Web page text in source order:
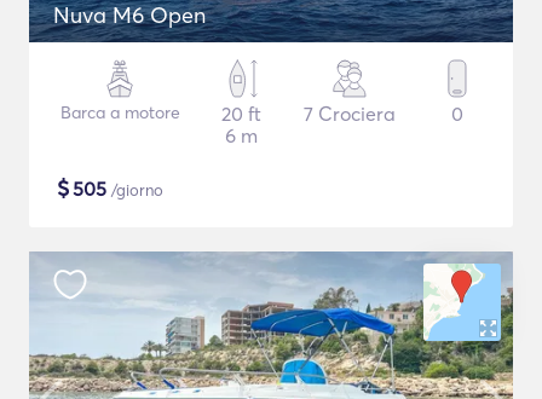
Nuva M6 Open
Barca a motore
20 ft
6 m
7 Crociera 0
$505 /giorno